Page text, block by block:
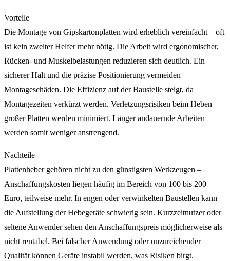
Vorteile
Die Montage von Gipskartonplatten wird erheblich vereinfacht – oft
ist kein zweiter Helfer mehr nötig. Die Arbeit wird ergonomischer,
Rücken- und Muskelbelastungen reduzieren sich deutlich. Ein
sicherer Halt und die präzise Positionierung vermeiden
Montageschäden. Die Effizienz auf der Baustelle steigt, da
Montagezeiten verkürzt werden. Verletzungsrisiken beim Heben
großer Platten werden minimiert. Länger andauernde Arbeiten
werden somit weniger anstrengend.
Nachteile
Plattenheber gehören nicht zu den günstigsten Werkzeugen –
Anschaffungskosten liegen häufig im Bereich von 100 bis 200
Euro, teilweise mehr. In engen oder verwinkelten Baustellen kann
die Aufstellung der Hebegeräte schwierig sein. Kurzzeitnutzer oder
seltene Anwender sehen den Anschaffungspreis möglicherweise als
nicht rentabel. Bei falscher Anwendung oder unzureichender
Qualität können Geräte instabil werden, was Risiken birgt.